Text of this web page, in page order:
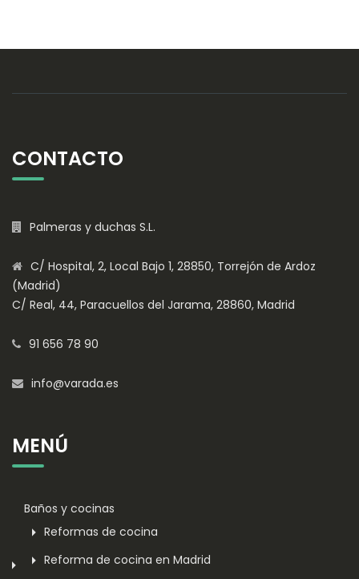
CONTACTO
Palmeras y duchas S.L.
C/ Hospital, 2, Local Bajo 1, 28850, Torrejón de Ardoz
(Madrid)
C/ Real, 44, Paracuellos del Jarama, 28860, Madrid
91 656 78 90
info@varada.es
MENÚ
Baños y cocinas
Reformas de cocina
Reforma de cocina en Madrid